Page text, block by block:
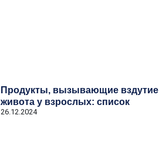
Продукты, вызывающие вздутие
живота у взрослых: список
26.12.2024